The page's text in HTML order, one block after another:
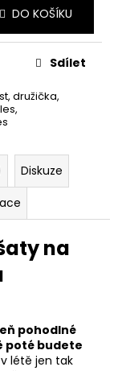
DO KOŠÍKU
družička,
Sdílet
Diskuze
na
pohodlné
poté budete
létě jen tak